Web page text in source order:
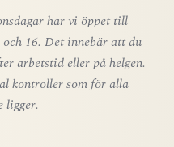
har vi öppet till
16. Det innebär att du
arbetstid eller på helgen.
kontroller som för alla
ligger.